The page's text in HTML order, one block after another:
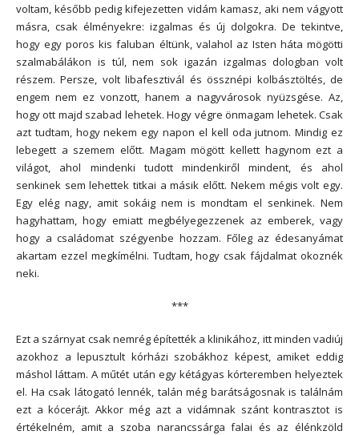
voltam, később pedig kifejezetten vidám kamasz, aki nem vágyott
másra, csak élményekre: izgalmas és új dolgokra. De tekintve,
hogy egy poros kis faluban éltünk, valahol az Isten háta mögötti
szalmabálákon is túl, nem sok igazán izgalmas dologban volt
részem. Persze, volt libafesztivál és össznépi kolbásztöltés, de
engem nem ez vonzott, hanem a nagyvárosok nyüzsgése. Az,
hogy ott majd szabad lehetek. Hogy végre önmagam lehetek. Csak
azt tudtam, hogy nekem egy napon el kell oda jutnom. Mindig ez
lebegett a szemem előtt. Magam mögött kellett hagynom ezt a
világot, ahol mindenki tudott mindenkiről mindent, és ahol
senkinek sem lehettek titkai a másik előtt. Nekem mégis volt egy.
Egy elég nagy, amit sokáig nem is mondtam el senkinek. Nem
hagyhattam, hogy emiatt megbélyegezzenek az emberek, vagy
hogy a családomat szégyenbe hozzam. Főleg az édesanyámat
akartam ezzel megkímélni. Tudtam, hogy csak fájdalmat okoznék
neki.
***
Ezt a szárnyat csak nemrég építették a klinikához, itt minden vadiúj
azokhoz a lepusztult kórházi szobákhoz képest, amiket eddig
máshol láttam. A műtét után egy kétágyas kórteremben helyeztek
el. Ha csak látogató lennék, talán még barátságosnak is találnám
ezt a kócerájt. Akkor még azt a vidámnak szánt kontrasztot is
értékelném, amit a szoba narancssárga falai és az élénkzöld